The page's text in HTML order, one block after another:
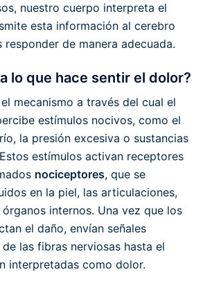
nuestro cuerpo interpreta el
esta información al cerebro
responder de manera adecuada.
lo que hace sentir el dolor?
mecanismo a través del cual el
estímulos nocivos, como el
la presión excesiva o sustancias
estímulos activan receptores
nociceptores, que se
en la piel, las articulaciones,
internos. Una vez que los
el daño, envían señales
las fibras nerviosas hasta el
interpretadas como dolor.